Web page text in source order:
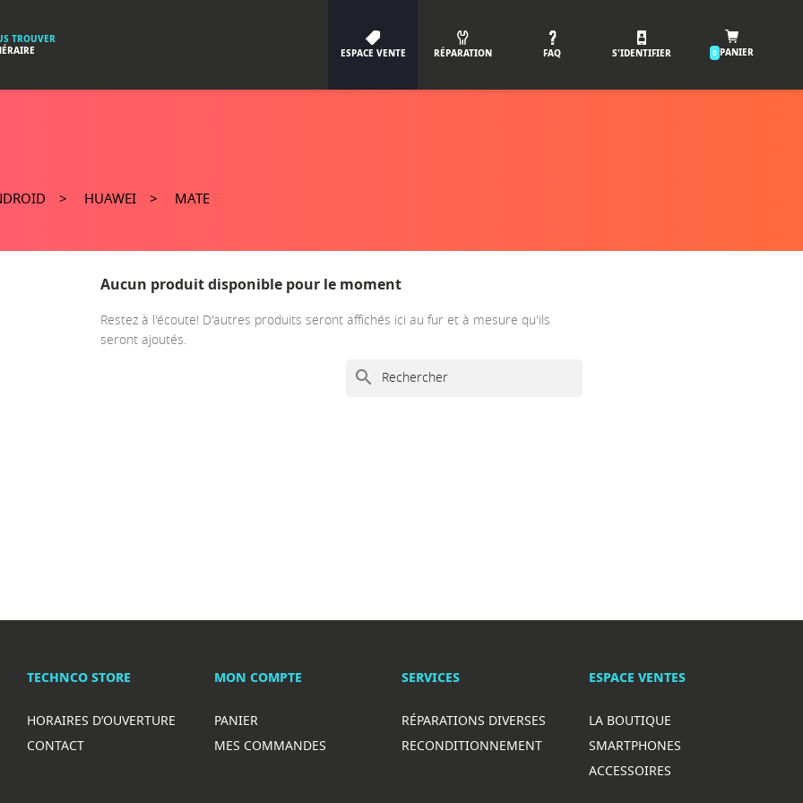
TROUVER
ESPACE VENTE RÉPARATION FAQ S'IDENTIFIER 0 PANIER
HUAWEI MATE
Aucun produit disponible pour le moment
Restez à l'écoute! D'autres produits seront affichés ici au fur et à mesure qu'ils
seront ajoutés.
search
TECHNCO STORE
HORAIRES D’OUVERTURE
CONTACT
MON COMPTE
PANIER
MES COMMANDES
SERVICES
RÉPARATIONS DIVERSES
RECONDITIONNEMENT
ESPACE VENTES
LA BOUTIQUE
SMARTPHONES
ACCESSOIRES